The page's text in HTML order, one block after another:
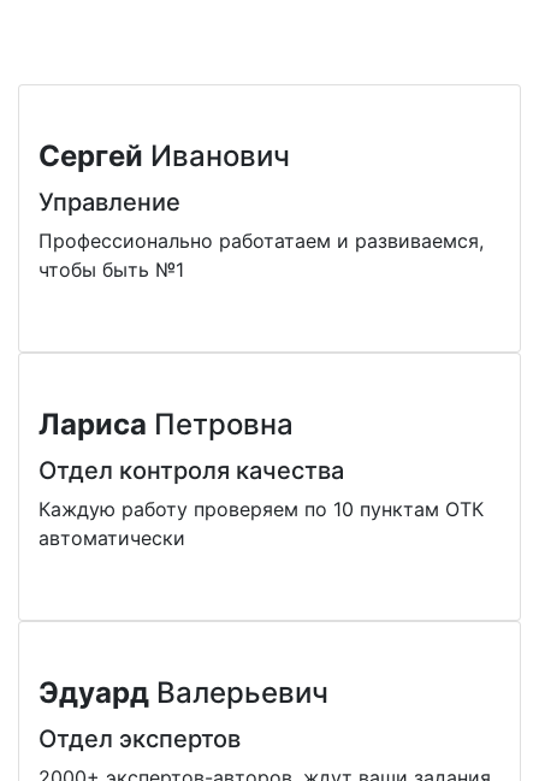
Сергей Иванович
Управление
Профессионально работатаем и развиваемся,
чтобы быть №1
Лариса Петровна
Отдел контроля качества
Каждую работу проверяем по 10 пунктам ОТК
автоматически
Эдуард Валерьевич
Отдел экспертов